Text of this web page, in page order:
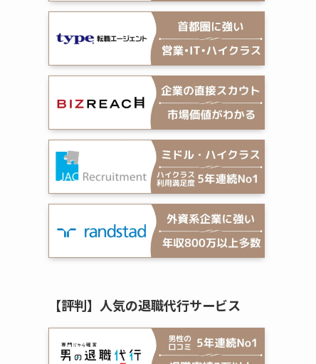
【評判】人気の退職代行サービス